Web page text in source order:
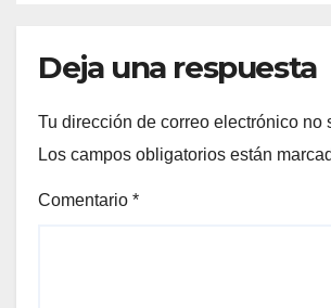
Deja una respuesta
Tu dirección de correo electrónico no
Los campos obligatorios están
Comentario *